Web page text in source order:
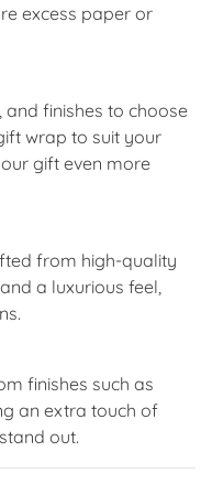
excess paper or
finishes to choose
wrap to suit your
gift even more
from high-quality
a luxurious feel,
finishes such as
an extra touch of
out.